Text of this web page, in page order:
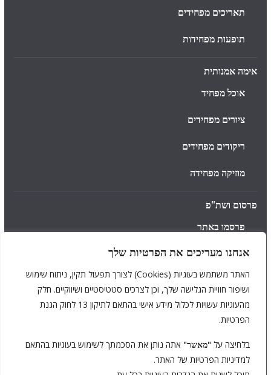
אנחנו מעריכים את הפרטיות שלך
האתר משתמש בעוגיות (Cookies) לצורך תפעול תקין, ניתוח שימוש
ושיפור חוויית הגלישה שלך, וכן לצרכים סטטיסטיים ושיווקיים. חלק
מהעוגיות עשויות לכלול מידע אישי בהתאם לתיקון 13 לחוק הגנת
הפרטיות.
בלחיצה על "מאשר" אתה נותן את הסכמתך לשימוש בעוגיות בהתאם
למדיניות הפרטיות של האתר.
תאריכים מפחידים
תופעות מפחידות
אימה אמנותית
אוכל מפחיד
ציורים מפחידים
ריקודים מפחידים
מוזיקה מפחידה
פרסום ושת"פ
פרסמו באתר
תמכו בנו ❤️
צרו קשר
המלצות והטבות
לוח האימה